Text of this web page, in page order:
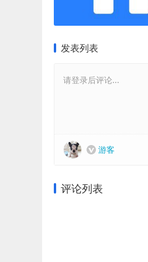
发表列表
请登录后评论...
游客
评论列表